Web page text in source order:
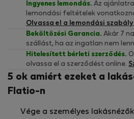
Ingyenes lemondás. Az ajánlatra
lemondási feltételek
Olvassa el a lemondási
Beköltözési Garancia. Akár 7
szállást, ha az ingatlan nem
Hitelesített bérleti szerződés.
olvassa el a szerződést online.
5 ok amiért ezeket a
Flatio-n
Vége a személyes